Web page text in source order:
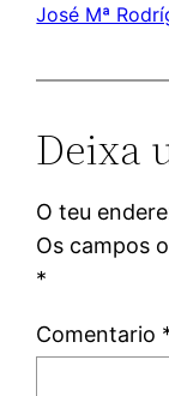
José Mª
Deixa
O teu
Os campos
*
Comentario